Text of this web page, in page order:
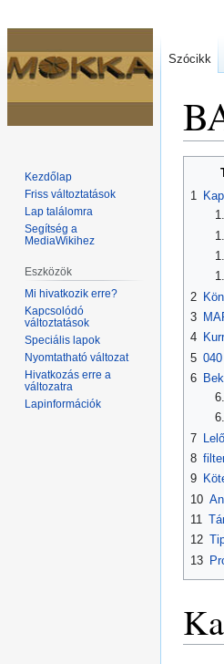
1
2
3
4
5 040
6
7
8
9
10
11
12
13
Szócikk
Kezdőlap
Friss változtatások
Lap találomra
Segítség a
MediaWikihez
Eszközök
Mi hivatkozik erre?
Kapcsolódó
változtatások
Speciális lapok
Nyomtatható változat
Hivatkozás erre a
változatra
Lapinformációk